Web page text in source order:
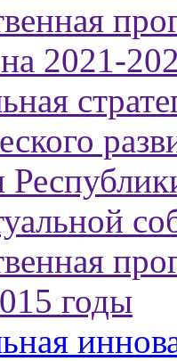
2021-
годы